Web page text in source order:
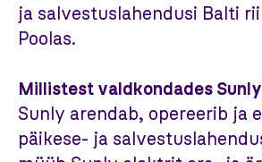
ja salvestuslahendusi Balti
Poolas.
Millistest valdkondades
Sunly arendab, opereerib ja
päikese- ja